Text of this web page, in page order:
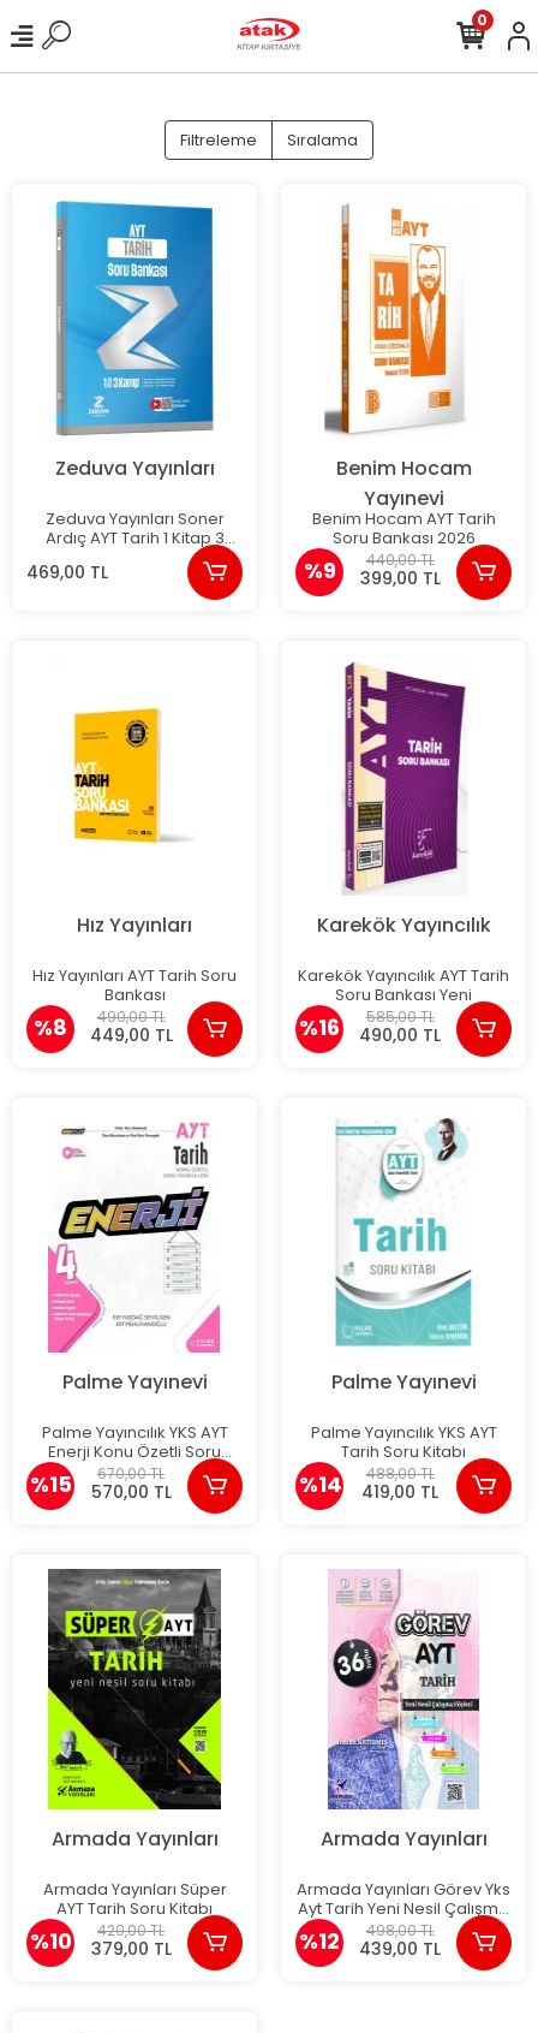
0
Filtreleme Sıralama
Zeduva Yayınları
Zeduva Yayınları Soner
Ardıç AYT Tarih 1 Kitap 3
Kamp Soru Bankası
469,00 TL
Benim Hocam
Yayınevi
Benim Hocam AYT Tarih
Soru Bankası 2026
%9 440,00 TL
399,00 TL
Hız Yayınları
Hız Yayınları AYT Tarih Soru
Bankası
%8 490,00 TL
449,00 TL
Karekök Yayıncılık
Karekök Yayıncılık AYT Tarih
Soru Bankası Yeni
%16 585,00 TL
490,00 TL
Palme Yayınevi
Palme Yayıncılık YKS AYT
Enerji Konu Özetli Soru
Fasikülleri
%15 670,00 TL
570,00 TL
Palme Yayınevi
Palme Yayıncılık YKS AYT
Tarih Soru Kitabı
%14 488,00 TL
419,00 TL
Armada Yayınları
Armada Yayınları Süper
AYT Tarih Soru Kitabı
%10 420,00 TL
379,00 TL
Armada Yayınları
Armada Yayınları Görev Yks
Ayt Tarih Yeni Nesil Çalışma
Föyleri 36 Hafta
%12 498,00 TL
439,00 TL